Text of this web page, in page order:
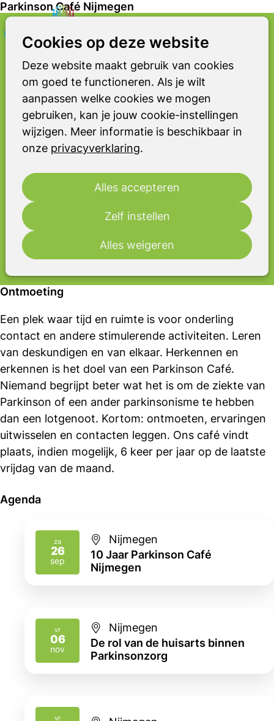
Cookies op deze website
Deze website maakt gebruik van cookies
om goed te functioneren. Als je wilt
aanpassen welke cookies we mogen
gebruiken, kan je jouw cookie-instellingen
wijzigen. Meer informatie is beschikbaar in
onze privacyverklaring.
Alles accepteren
Zelf instellen
Alles weigeren
Parkinson Café Nijmegen
PARKINSON CAFÉ
In ons Parkinson Café praten we in
een ontspannen sfeer over
onderwerpen die te maken hebben
met de ziekte van Parkinson of een
andere vorm van parkinsonisme. De
maanden. Tijdens deze momenten kun
je informatie krijgen, met anderen
praten en luisteren naar lezingen over
verschillende onderwerpen.
Ontmoeting
Een plek waar tijd en ruimte is voor onderling
contact en andere stimulerende activiteiten. Leren
van deskundigen en van elkaar. Herkennen en
erkennen is het doel van een Parkinson Café.
Niemand begrijpt beter wat het is om de ziekte van
Parkinson of een ander parkinsonisme te hebben
dan een lotgenoot. Kortom: ontmoeten, ervaringen
uitwisselen en contacten leggen. Ons café vindt
plaats, indien mogelijk, 6 keer per jaar op de laatste
vrijdag van de maand.
Agenda
za
26
sep
2026
Nijmegen
10 Jaar Parkinson Café
Nijmegen
vr
06
nov
2026
Nijmegen
De rol van de huisarts binnen
Parkinsonzorg
vr